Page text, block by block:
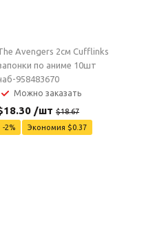
Avengers 2см Cufflinks
по аниме 10шт
958483670
Можно заказать
18.30 /шт $18.67
-2% Экономия $0.37